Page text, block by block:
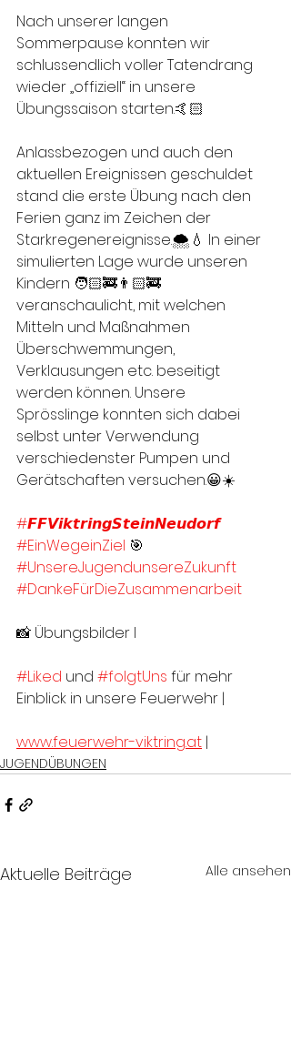
Nach unserer langen
Sommerpause konnten wir
schlussendlich voller Tatendrang
wieder „offiziell“ in unsere
Übungssaison starten.🤙🏻
Anlassbezogen und auch den
aktuellen Ereignissen geschuldet
stand die erste Übung nach den
Ferien ganz im Zeichen der
Starkregenereignisse.🌨️💧 In einer
simulierten Lage wurde unseren
Kindern 🧑🏻‍🚒👨🏻‍🚒
veranschaulicht, mit welchen
Mitteln und Maßnahmen
Überschwemmungen,
Verklausungen etc. beseitigt
werden können. Unsere
Sprösslinge konnten sich dabei
selbst unter Verwendung
verschiedenster Pumpen und
Gerätschaften versuchen.😀☀️
#𝙁𝙁𝙑𝙞𝙠𝙩𝙧𝙞𝙣𝙜𝙎𝙩𝙚𝙞𝙣𝙉𝙚𝙪𝙙𝙤𝙧𝙛
#EinWegeinZiel 🎯
#UnsereJugendunsereZukunft
#DankeFürDieZusammenarbeit
📸 Übungsbilder I
#Liked und #folgtUns für mehr
Einblick in unsere Feuerwehr |
www.feuerwehr-viktring.at |
JUGENDÜBUNGEN
Aktuelle Beiträge Alle ansehen